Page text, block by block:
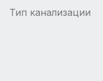
Тип канализации